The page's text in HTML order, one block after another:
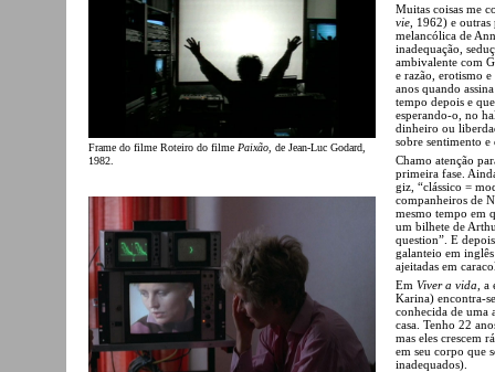
Frame do filme Roteiro do filme Paixão , de Jean-Luc Godard,
1982.
Muitas coisas me
vie , 1962) e
melancólica de
inadequação,
ambivalente com
e razão, erotismo
anos quando
tempo depois e
esperando-o, no
dinheiro ou
sobre sentimento
Chamo atenção
primeira fase.
giz, “clássico =
companheiros de
mesmo tempo em
um bilhete de
question”. E
galanteio em
ajeitadas em
Em Viver a vida ,
Karina) encontra-
conhecida de uma
casa. Tenho 22
mas eles crescem
em seu corpo que
inadequados).